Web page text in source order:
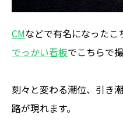
CMなどで有名になったこ
でっかい看板でこちらで
刻々と変わる潮位、引き
路が現れます。